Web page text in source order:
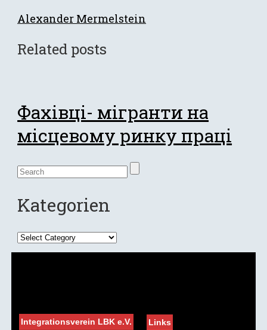
Alexander Mermelstein
Related posts
Фахівці- мігранти на
місцевому ринку праці
Kategorien
Kategorien
Integrationsverein LBK e.V.
Links